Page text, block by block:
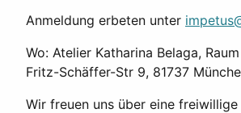
Anmeldung erbeten unter
Wo: Atelier Katharina Belaga,
Fritz-Schäffer-Str 9, 81737
Wir freuen uns über eine freiwillige